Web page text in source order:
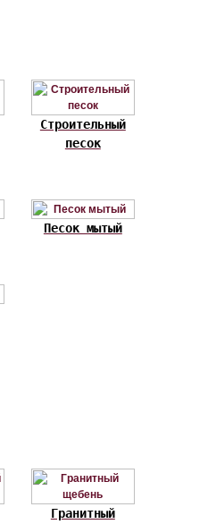
Строительный
песок
Песок мытый
Гранитный